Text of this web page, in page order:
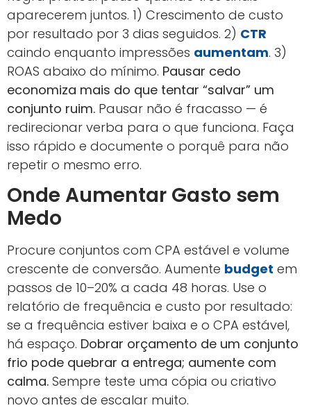
aparecerem juntos. 1) Crescimento de custo
por resultado por 3 dias seguidos. 2) CTR
caindo enquanto impressões aumentam. 3)
ROAS abaixo do mínimo. Pausar cedo
economiza mais do que tentar “salvar” um
conjunto ruim. Pausar não é fracasso — é
redirecionar verba para o que funciona. Faça
isso rápido e documente o porquê para não
repetir o mesmo erro.
Onde Aumentar Gasto sem
Medo
Procure conjuntos com CPA estável e volume
crescente de conversão. Aumente budget em
passos de 10–20% a cada 48 horas. Use o
relatório de frequência e custo por resultado:
se a frequência estiver baixa e o CPA estável,
há espaço. Dobrar orçamento de um conjunto
frio pode quebrar a entrega; aumente com
calma. Sempre teste uma cópia ou criativo
novo antes de escalar muito.